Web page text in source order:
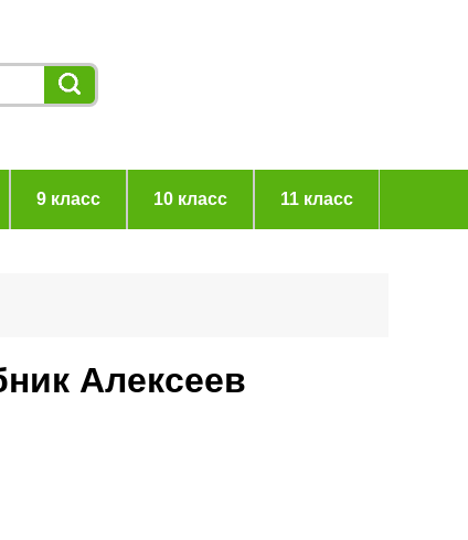
9 класс 10 класс 11 класс
Алексеев